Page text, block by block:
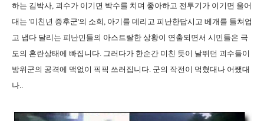
하는 김박사, 괴수가 이기면 박수를 치며 좋아하고 전투기가 이기면 울어
대는 '미친년 증후군'의 소희, 아기를 데리고 피난한답시고 베개를 들쳐업
고 냅다 달리는 피난민들의 아스트랄한 상황이 연출되면서 시민들은 극
도의 혼란상태에 빠집니다. 그러다가 한순간 미친 듯이 날뛰던 괴수들이
방위군의 공격에 맥없이 픽픽 쓰러집니다. 군의 작전이 먹혔대나 어쨌대
나..